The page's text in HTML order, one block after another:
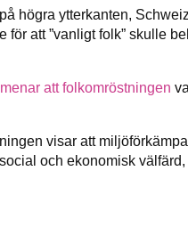
högra ytterkanten,
att ”vanligt folk” skulle
menar att folkomröstningen
visar att
och ekonomisk